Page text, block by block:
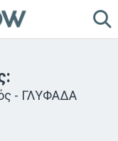
- ΓΛΥΦΑΔΑ